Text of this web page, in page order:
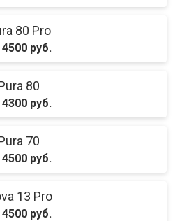
80 Pro
руб.
80
руб.
70
руб.
13 Pro
руб.